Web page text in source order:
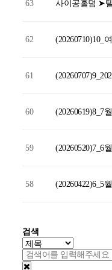
63 사이공홀덤 ➤
62 (20260710)10_
61
60 (20260619)8_7
59 (20260520)7_6
58 (20260422)6_5
검색